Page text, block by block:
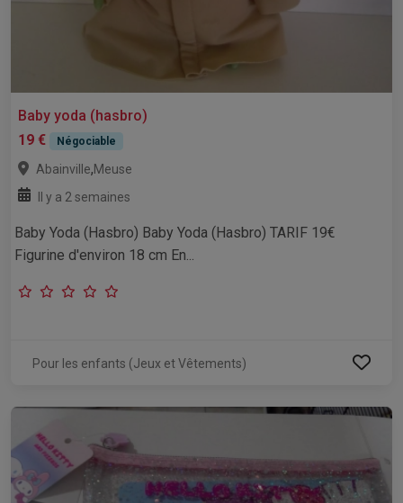
Baby yoda (hasbro)
19 €
Négociable
Abainville,Meuse
Il y a 2 semaines
Baby Yoda (Hasbro) Baby Yoda (Hasbro) TARIF 19€
Figurine d'environ 18 cm En...
Pour les enfants (Jeux et Vêtements)